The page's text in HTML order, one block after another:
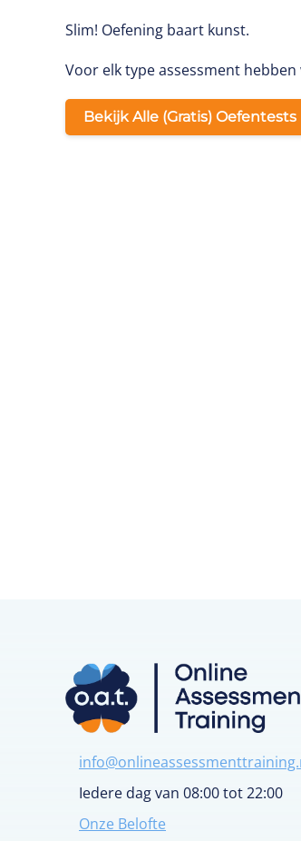
Slim! Oefening baart kunst.
Voor elk type assessment hebben
Bekijk Alle (gratis) Oefentests
Iedere dag van 08:00 tot 22:00
Onze Belofte